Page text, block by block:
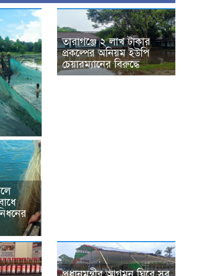
তারাগঞ্জে ২ লাখ টাকার
প্রকল্পের অনিয়ম ইউপি
চেয়ারম্যানের বিরুদ্ধে